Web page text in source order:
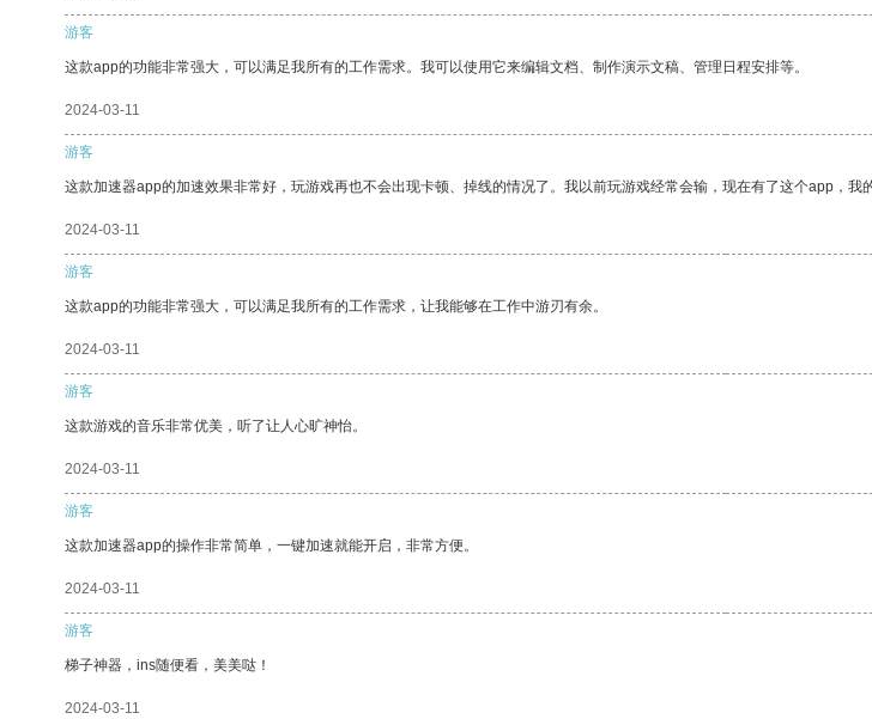
游客
这款app的功能非常强大，可以满足我所有的工作需求。我可以使用它来编辑文档、制作演示文稿、管理日程安排等。
2024-03-11
游客
这款加速器app的加速效果非常好，玩游戏再也不会出现卡顿、掉线的情况了。我以前玩游戏经常会输，现在有了这个app，我
2024-03-11
游客
这款app的功能非常强大，可以满足我所有的工作需求，让我能够在工作中游刃有余。
2024-03-11
游客
这款游戏的音乐非常优美，听了让人心旷神怡。
2024-03-11
游客
这款加速器app的操作非常简单，一键加速就能开启，非常方便。
2024-03-11
游客
梯子神器，ins随便看，美美哒！
2024-03-11